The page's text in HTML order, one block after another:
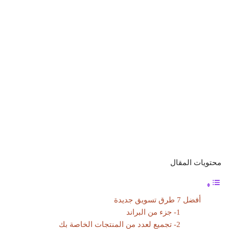
محتويات المقال
أفضل 7 طرق تسويق جديدة
1- جزء من البراند
2- تجميع لعدد من المنتجات الخاصة بك